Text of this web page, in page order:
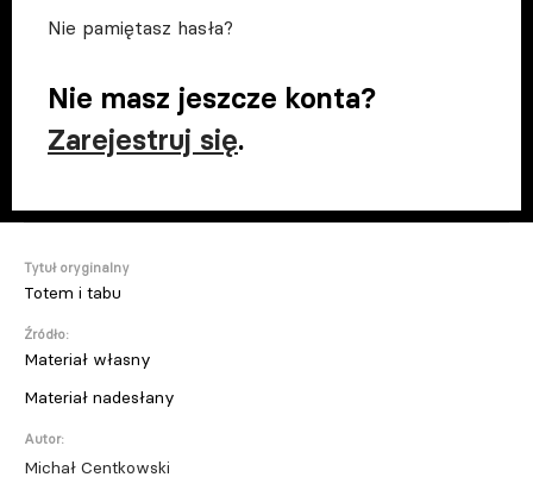
Nie pamiętasz hasła?
Nie masz jeszcze konta?
Zarejestruj się.
Tytuł oryginalny
Totem i tabu
Źródło:
Materiał własny
Materiał nadesłany
Autor:
Michał Centkowski